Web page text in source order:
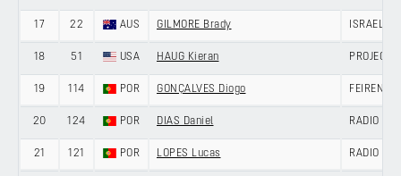
17 22 AUS GILMORE Brady ISRAEL
18 51 USA HAUG Kieran PROJECT
19 114 POR GONÇALVES Diogo FEIRENSE
20 124 POR DIAS Daniel RADIO
21 121 POR LOPES Lucas RADIO